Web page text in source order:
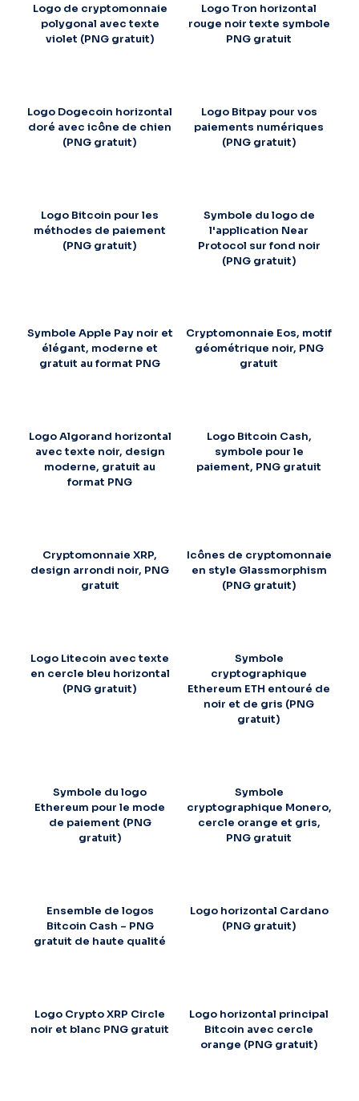
Logo de cryptomonnaie
polygonal avec texte
violet (PNG gratuit)
Logo Tron horizontal
rouge noir texte symbole
PNG gratuit
Logo Dogecoin horizontal
doré avec icône de chien
(PNG gratuit)
Logo Bitpay pour vos
paiements numériques
(PNG gratuit)
Logo Bitcoin pour les
méthodes de paiement
(PNG gratuit)
Symbole du logo de
l'application Near
Protocol sur fond noir
(PNG gratuit)
Symbole Apple Pay noir et
élégant, moderne et
gratuit au format PNG
Cryptomonnaie Eos, motif
géométrique noir, PNG
gratuit
Logo Algorand horizontal
avec texte noir, design
moderne, gratuit au
format PNG
Logo Bitcoin Cash,
symbole pour le
paiement, PNG gratuit
Cryptomonnaie XRP,
design arrondi noir, PNG
gratuit
Icônes de cryptomonnaie
en style Glassmorphism
(PNG gratuit)
Logo Litecoin avec texte
en cercle bleu horizontal
(PNG gratuit)
Symbole
cryptographique
Ethereum ETH entouré de
noir et de gris (PNG
gratuit)
Symbole du logo
Ethereum pour le mode
de paiement (PNG
gratuit)
Symbole
cryptographique Monero,
cercle orange et gris,
PNG gratuit
Ensemble de logos
Bitcoin Cash – PNG
gratuit de haute qualité
Logo horizontal Cardano
(PNG gratuit)
Logo Crypto XRP Circle
noir et blanc PNG gratuit
Logo horizontal principal
Bitcoin avec cercle
orange (PNG gratuit)